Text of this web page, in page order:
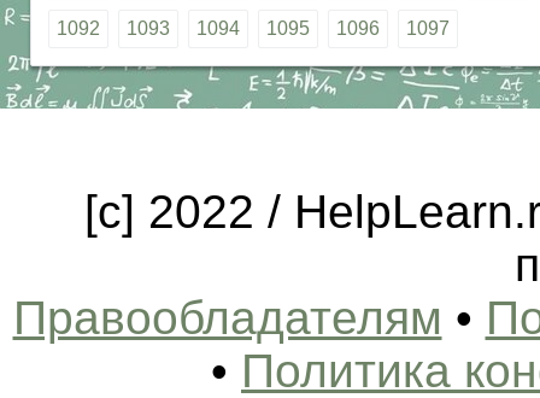
1092 1093 1094 1095 1096 1097
[c] 2022 /
Правообладателям •
• Политика